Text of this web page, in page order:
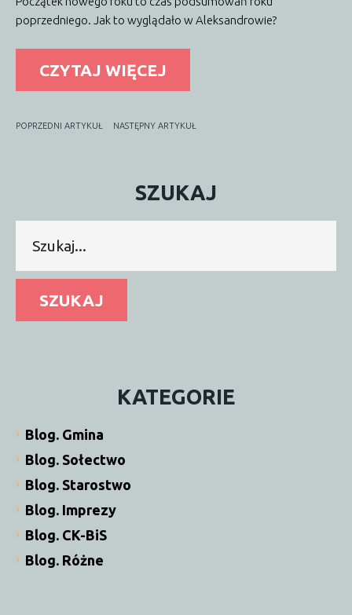
poprzedniego. Jak to wyglądało w Aleksandrowie?
CZYTAJ WIĘCEJ
POPRZEDNI ARTYKUŁ NASTĘPNY ARTYKUŁ
SZUKAJ
SZUKAJ
KATEGORIE
Blog. Gmina
Blog. Sołectwo
Blog. Starostwo
Blog. Imprezy
Blog. CK-BiS
Blog. Różne